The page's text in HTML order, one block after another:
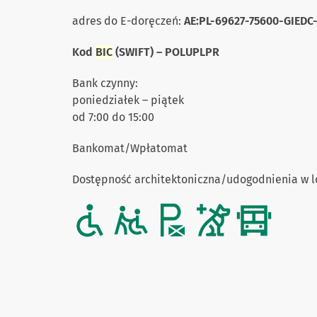
adres do E-doręczeń: AE:PL-69627-75600-
Kod BIC (SWIFT) – POLUPLPR
Bank czynny:
poniedziałek – piątek
od 7:00 do 15:00
Bankomat/Wpłatomat
Dostępność architektoniczna/udogodnienia w